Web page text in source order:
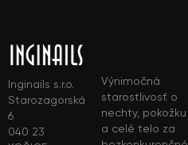
Inginails s.r.o.
Starozagorská
6
040 23
Výnimočná
starostlivosť o
nechty, pokožku
a celé telo za